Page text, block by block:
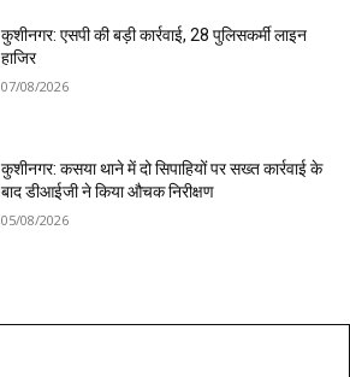
कुशीनगर: एसपी की बड़ी कार्रवाई, 28 पुलिसकर्मी लाइन
हाजिर
07/08/2026
कुशीनगर: कसया थाने में दो सिपाहियों पर सख्त कार्रवाई के
बाद डीआईजी ने किया औचक निरीक्षण
05/08/2026